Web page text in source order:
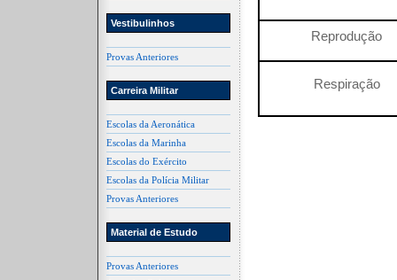
Vestibulinhos
Provas Anteriores
Carreira Militar
Escolas da Aeronática
Escolas da Marinha
Escolas do Exército
Escolas da Polícia Militar
Provas Anteriores
Material de Estudo
Provas Anteriores
Reprodução
Respiração